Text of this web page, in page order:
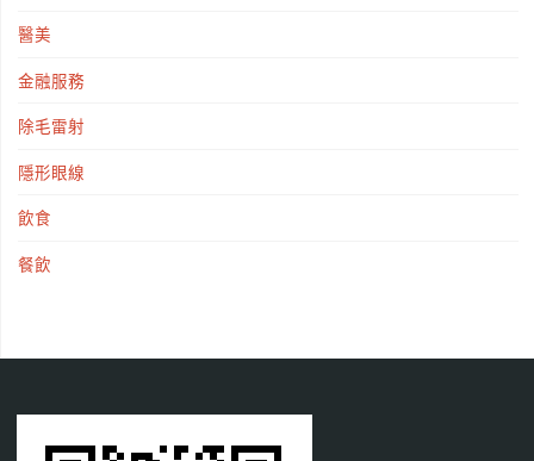
醫美
金融服務
除毛雷射
隱形眼線
飲食
餐飲